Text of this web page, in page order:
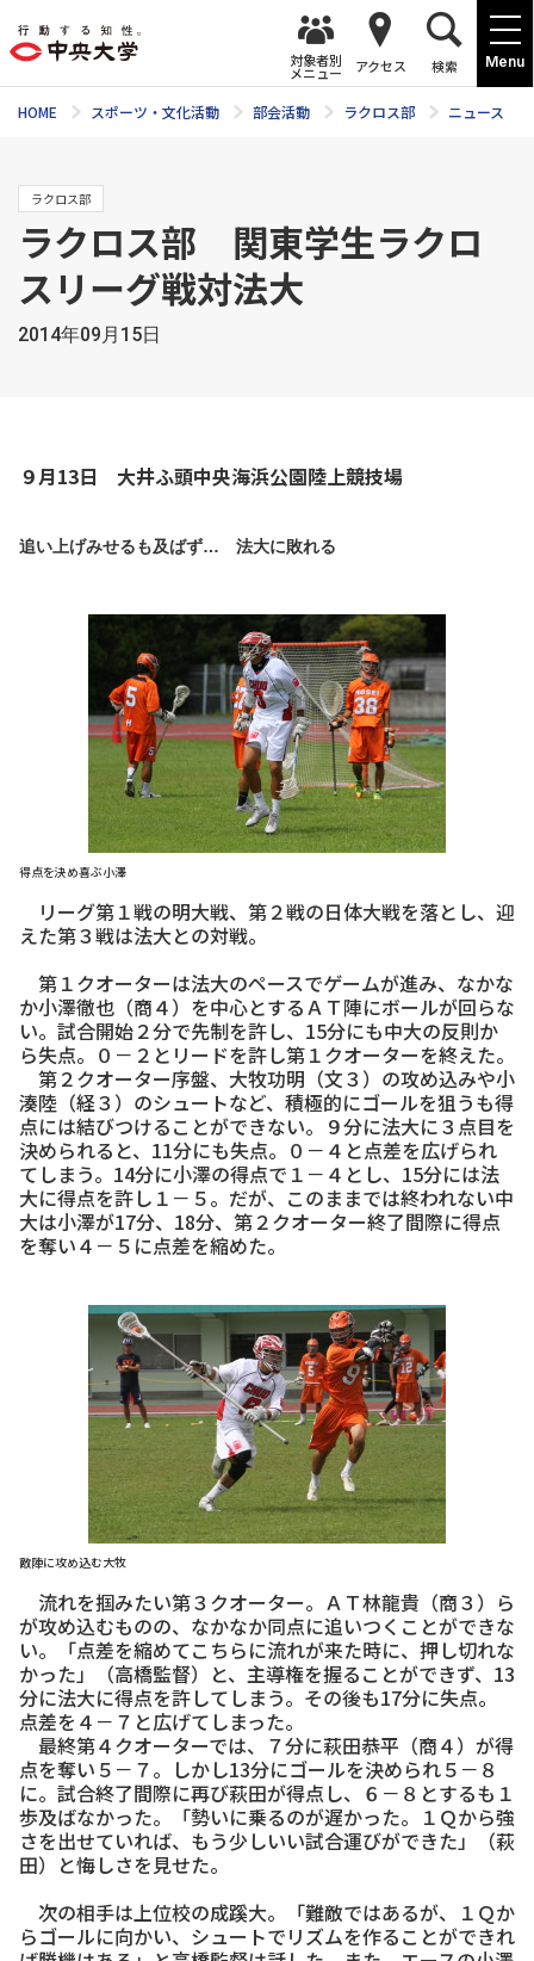
Menu
対象者別
メニュー アクセス 検索
HOME スポーツ・文化活動 部会活動 ラクロス部 ニュース
ラクロス部
ラクロス部 関東学生ラクロ
スリーグ戦対法大
2014年09月15日
９月13日 大井ふ頭中央海浜公園陸上競技場
追い上げみせるも及ばず… 法大に敗れる
得点を決め喜ぶ小澤
リーグ第１戦の明大戦、第２戦の日体大戦を落とし、迎
えた第３戦は法大との対戦。
第１クオーターは法大のペースでゲームが進み、なかな
か小澤徹也（商４）を中心とするＡＴ陣にボールが回らな
い。試合開始２分で先制を許し、15分にも中大の反則か
ら失点。０－２とリードを許し第１クオーターを終えた。
第２クオーター序盤、大牧功明（文３）の攻め込みや小
湊陸（経３）のシュートなど、積極的にゴールを狙うも得
点には結びつけることができない。９分に法大に３点目を
決められると、11分にも失点。０－４と点差を広げられ
てしまう。14分に小澤の得点で１－４とし、15分には法
大に得点を許し１－５。だが、このままでは終われない中
大は小澤が17分、18分、第２クオーター終了間際に得点
を奪い４－５に点差を縮めた。
敵陣に攻め込む大牧
流れを掴みたい第３クオーター。ＡＴ林龍貴（商３）ら
が攻め込むものの、なかなか同点に追いつくことができな
い。「点差を縮めてこちらに流れが来た時に、押し切れな
かった」（高橋監督）と、主導権を握ることができず、13
分に法大に得点を許してしまう。その後も17分に失点。
点差を４－７と広げてしまった。
最終第４クオーターでは、７分に萩田恭平（商４）が得
点を奪い５－７。しかし13分にゴールを決められ５－８
に。試合終了間際に再び萩田が得点し、６－８とするも１
歩及ばなかった。「勢いに乗るのが遅かった。１Ｑから強
さを出せていれば、もう少しいい試合運びができた」（萩
田）と悔しさを見せた。
次の相手は上位校の成蹊大。「難敵ではあるが、１Ｑか
らゴールに向かい、シュートでリズムを作ることができれ